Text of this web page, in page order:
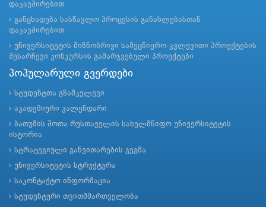
დაკავშირებით
განცხადება სასწავლო პროცესის განახლებასთან
დაკავშირებით
უნივერსიტეტის მიზნობრივი სამეცნიერო-კვლევითი პროექტების
შესარჩევი კონკურსის გამარჯვებული პროექტები
პოპულარული გვერდები
სტუდენტთა გზამკვლევი
აკადემიური კალენდარი
ბათუმის შოთა რუსთაველის სახელმწიფო უნივერსიტეტის
ისტორია
სტრატეგიული განვითარების გეგმა
უნივერსიტეტის სტრუქტურა
საკონტაქტო ინფორმაცია
სტუდენტური თვითმმართველობა